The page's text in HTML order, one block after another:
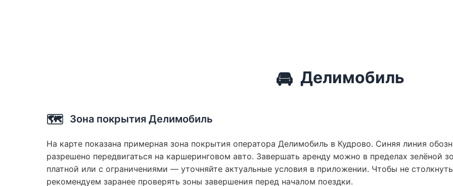
🚘 Делимобиль
🗺️ Зона покрытия Делимобиль
На карте показана примерная зона покрытия оператора Делимобиль в Кудрово. Синяя линия
разрешено передвигаться на каршеринговом авто. Завершать аренду можно в пределах зелёной
платной или с ограничениями — уточняйте актуальные условия в приложении. Чтобы не
рекомендуем заранее проверять зоны завершения перед началом поездки.